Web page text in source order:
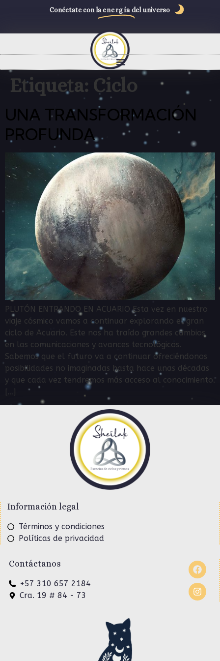
Conéctate con la energía del universo
Etiqueta: Ciclo
UNA TRANSFORMACIÓN
PROFUNDA
PLUTÓN ENTRANDO EN ACUARIO Esta vez en nuestro
viaje cósmico vamos a continuar explorando el gran
ciclo de Acuario. Este nos ha traído grandes cambios
en las comunicaciones y avances tecnológicos.
Sabemos que el futuro va a continuar ofreciéndonos
posibilidades no imaginadas hasta hace unas décadas
y que cada vez tendremos más acceso al conocimiento.
[…]
Información legal
Términos y condiciones
Políticas de privacidad
Contáctanos
+57 310 657 2184
Cra. 19 # 84 - 73